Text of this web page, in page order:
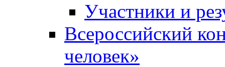
Участники и
Всероссийский
человек»